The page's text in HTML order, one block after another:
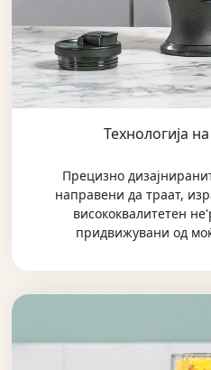
Технологија
Прецизно
направени да траат,
висококвалитетен
придвижувани од